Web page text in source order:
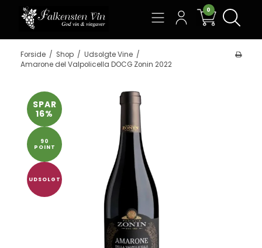
0
Forside / Shop / Udsolgte Vine /
Amarone del Valpolicella DOCG Zonin 2022
SPAR
16%
90
POINT
UDSOLGT